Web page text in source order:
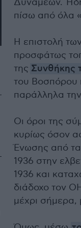
Δυνάμεων.
πίσω από όλα
Η επιστολή
προσφάτως
της Συνθήκης
του Βοσπόρου
παράλληλα
Οι όροι της
κυρίως όσον
Ένωσης από
1936 στην
1936 και
διάδοχο τον
μέχρι σήμερα,